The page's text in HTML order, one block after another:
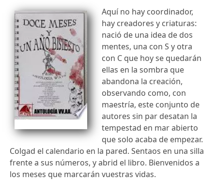
Aquí no hay coordinador,
hay creadores y criaturas:
nació de una idea de dos
mentes, una con S y otra
con C que hoy se quedarán
ellas en la sombra que
abandona la creación,
observando como, con
maestría, este conjunto de
autores sin par desatan la
tempestad en mar abierto
que solo acaba de empezar.
Colgad el calendario en la pared. Sentaos en una silla
frente a sus números, y abrid el libro. Bienvenidos a
los meses que marcarán vuestras vidas.